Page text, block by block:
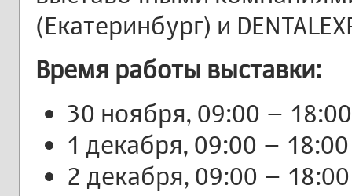
(Екатеринбург) и
Время работы выставки:
30 ноября, 09:00 – 18:00
1 декабря, 09:00 – 18:00
2 декабря, 09:00 – 18:00